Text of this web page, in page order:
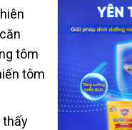
tôm
tôm
thấy